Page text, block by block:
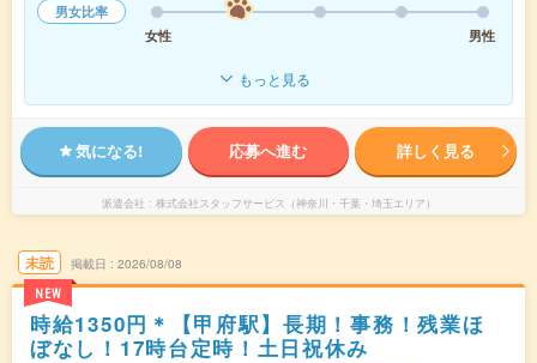
男女比率
女性
男性
もっと見る
気になる! 応募へ進む 詳しく見る
派遣会社 株式会社スタッフサービス（神奈川・千葉・埼玉エリア）
未読
NEW
掲載日 2026/08/08
時給1350円＊【甲府駅】長期！事務！残業ほ
ぼなし！17時台定時！土日祝休み